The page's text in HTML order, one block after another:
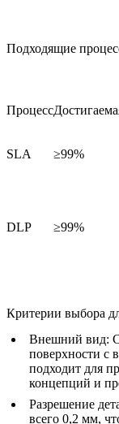
Подходящие
Процесс
SLA ≥99%
DLP ≥99%
Критерии выбора
Внешний вид:
поверхности с
подходит для
концепций и
Разрешение
всего 0,2 мм,